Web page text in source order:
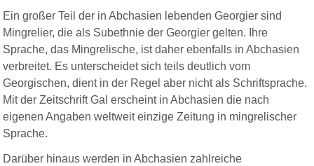
Ein großer Teil der in Abchasien lebenden Georgier sind
Mingrelier, die als Subethnie der Georgier gelten. Ihre
Sprache, das Mingrelische, ist daher ebenfalls in Abchasien
verbreitet. Es unterscheidet sich teils deutlich vom
Georgischen, dient in der Regel aber nicht als Schriftsprache.
Mit der Zeitschrift Gal erscheint in Abchasien die nach
eigenen Angaben weltweit einzige Zeitung in mingrelischer
Sprache.
Darüber hinaus werden in Abchasien zahlreiche